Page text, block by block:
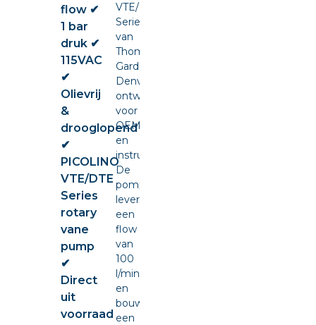
flow ✔
1 bar
druk ✔
115VAC
✔
Olievrij
&
drooglopend
✔
PICOLINO
VTE/DTE
Series
rotary
vane
pump
✔
Direct
uit
voorraad
VTE/DTE
Series
van
Thomas
Gardner
Denver,
ontwikkeld
voor
OEM-
en
instrumentintegratie.
De
pomp
levert
een
flow
van
100
l/min
en
bouwt
een